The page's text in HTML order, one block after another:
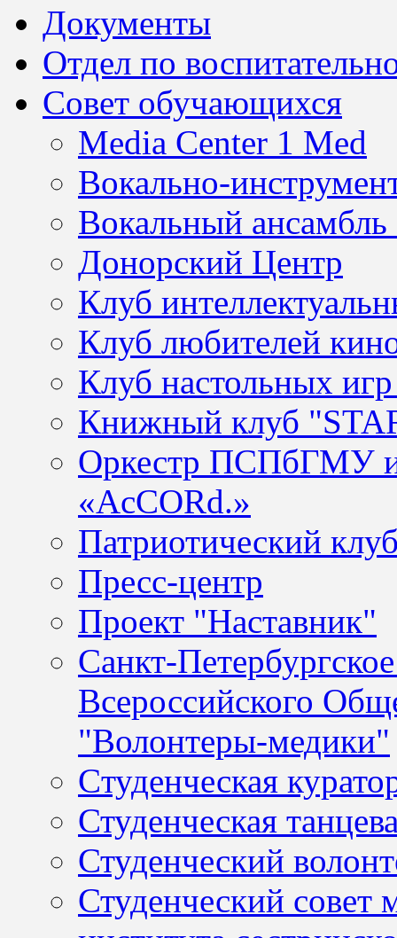
Документы
Отдел по
Совет обучающихся
Media Center 1 Med
Вокально-
Вокальный
Донорский Центр
Клуб
Клуб любителей
Клуб настольных
Книжный клуб
Оркестр ПСПбГМУ
«AcCORd.»
Патриотический
Пресс-центр
Проект "Наставник"
Санкт-
Всероссийского
"Волонтеры-медики"
Cтуденческая
Студенческая
Студенческий
Студенческий совет